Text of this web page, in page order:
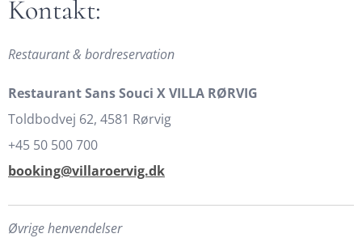
Kontakt:
Restaurant & bordreservation
Restaurant Sans Souci X VILLA RØRVIG
Toldbodvej 62, 4581 Rørvig
+45 50 500 700
booking@villaroervig.dk
Øvrige henvendelser